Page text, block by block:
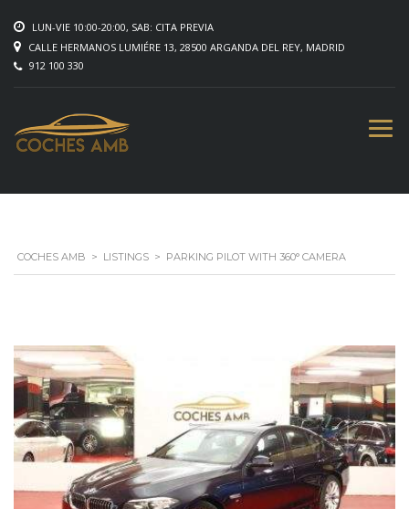
LUN-VIE 10:00-20:00, SAB: CITA PREVIA
CALLE HERMANOS LUMIÉRE 13, 28500 ARGANDA DEL REY, MADRID
912 100 330
COCHES AMB > LISTINGS > PARKING PILOT WITH 360° CAMERA